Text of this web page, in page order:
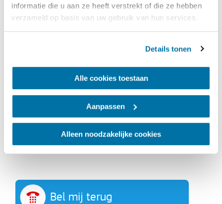
informatie die u aan ze heeft verstrekt of die ze hebben
verzameld op basis van uw gebruik van hun services.
Details tonen
Alle cookies toestaan
Aanpassen
Alleen noodzakelijke cookies
Brandvertragende uitvoering
Gasdichte uitvoering
H.A.C.C.P. en E.E.G. normen
Elektrische bediening
d.m.v. drukknop, trek-schakelaar of
radar
Cilinderslot, slotoverval of
[ssba-buttons]
Bel mij terug